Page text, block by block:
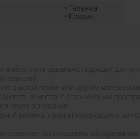
• Тележка
• Коврик
виброплита идеально подходит для
траншей.
рыхлой почве или другим
в местах с ограниченым
плита основания.
ремень, саморегулирующаяся
позволяет использовать